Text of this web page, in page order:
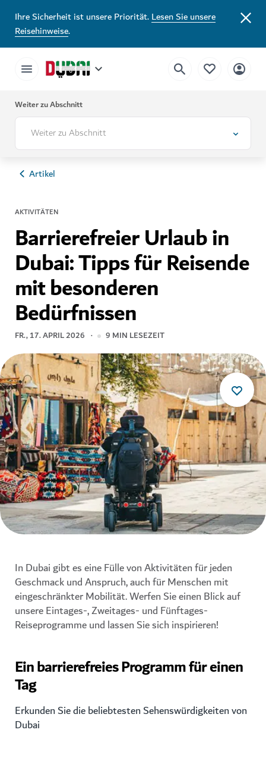
Ihre Sicherheit ist unsere Priorität.Lesen Sie unsere
Reisehinweise.
Weiter zu Abschnitt
Weiter zu Abschnitt
Artikel
AKTIVITÄTEN
Barrierefreier Urlaub in
Dubai: Tipps für Reisende
mit besonderen
Bedürfnissen
FR., 17. APRIL 2026 9 MIN LESEZEIT
In Dubai gibt es eine Fülle von Aktivitäten für jeden
Geschmack und Anspruch, auch für Menschen mit
eingeschränkter Mobilität. Werfen Sie einen Blick auf
unsere Eintages-, Zweitages- und Fünftages-
Reiseprogramme und lassen Sie sich inspirieren!
Ein barrierefreies Programm für einen
Tag
Erkunden Sie die beliebtesten Sehenswürdigkeiten von
Dubai